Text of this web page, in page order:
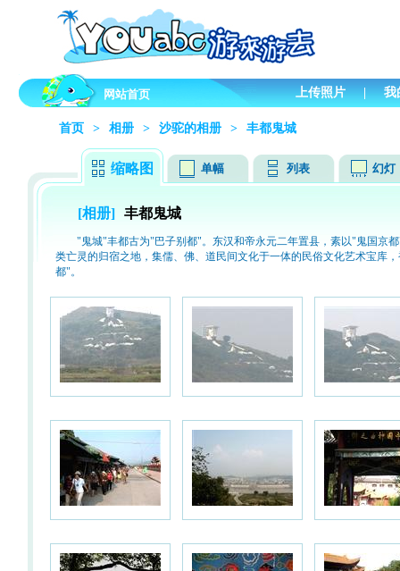
网站首页 上传照片 | 我
首页 > 相册 > 沙驼的相册 > 丰都鬼城
缩略图 单幅 列表 幻灯
[相册] 丰都鬼城
"鬼城"丰都古为"巴子别都"。东汉和帝永元二年置县，素以"鬼国京
类亡灵的归宿之地，集儒、佛、道民间文化于一体的民俗文化艺术宝库
都"。